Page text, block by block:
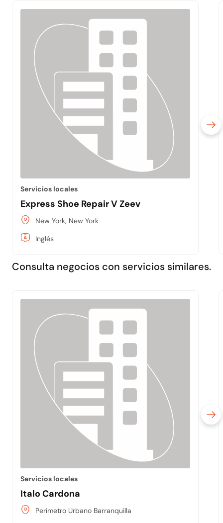
Servicios locales
Express Shoe Repair V Zeev
New York, New York
Inglés
Consulta negocios con servicios similares.
Servicios locales
Italo Cardona
Perímetro Urbano Barranquilla